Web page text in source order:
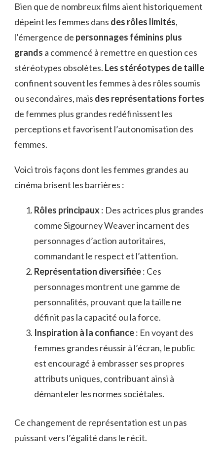
Bien que de nombreux films aient historiquement
dépeint les femmes dans des rôles limités,
l’émergence de personnages féminins plus
grands a commencé à remettre en question ces
stéréotypes obsolètes. Les stéréotypes de taille
confinent souvent les femmes à des rôles soumis
ou secondaires, mais des représentations fortes
de femmes plus grandes redéfinissent les
perceptions et favorisent l’autonomisation des
femmes.
Voici trois façons dont les femmes grandes au
cinéma brisent les barrières :
Rôles principaux : Des actrices plus grandes
comme Sigourney Weaver incarnent des
personnages d’action autoritaires,
commandant le respect et l’attention.
Représentation diversifiée: Ces
personnages montrent une gamme de
personnalités, prouvant que la taille ne
définit pas la capacité ou la force.
Inspiration à la confiance: En voyant des
femmes grandes réussir à l’écran, le public
est encouragé à embrasser ses propres
attributs uniques, contribuant ainsi à
démanteler les normes sociétales.
Ce changement de représentation est un pas
puissant vers l’égalité dans le récit.